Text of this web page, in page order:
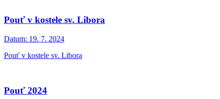
Pouť v kostele sv. Libora
Datum: 19. 7. 2024
Pouť v kostele sv. Libora
Pouť 2024